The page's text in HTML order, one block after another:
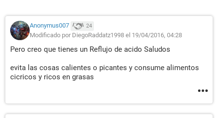
Anonymus007 24
Modificado por DiegoRaddatz1998 el 19/04/2016, 04:28
Pero creo que tienes un Reflujo de acido Saludos
evita las cosas calientes o picantes y consume alimentos
cicricos y ricos en grasas